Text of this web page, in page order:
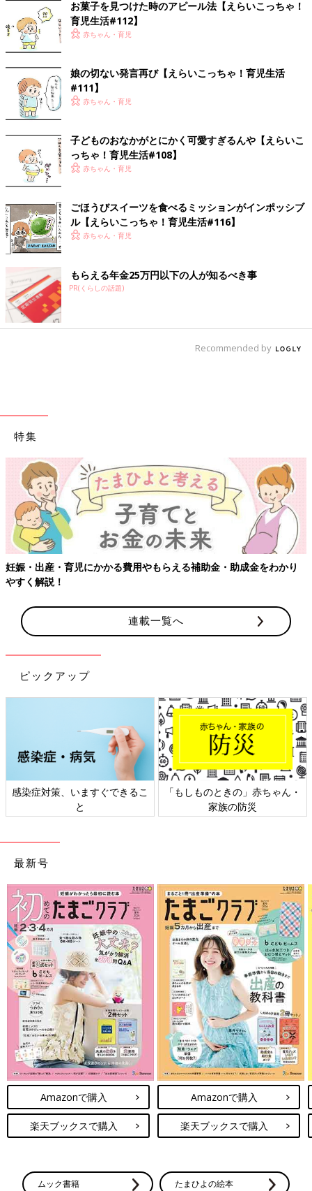
お菓子を見つけた時のアピール法【えらいこっちゃ！
育児生活#112】
赤ちゃん・育児
娘の切ない発言再び【えらいこっちゃ！育児生活
#111】
赤ちゃん・育児
子どものおなかがとにかく可愛すぎるんや【えらいこ
っちゃ！育児生活#108】
赤ちゃん・育児
ごほうびスイーツを食べるミッションがインポッシブ
ル【えらいこっちゃ！育児生活#116】
赤ちゃん・育児
もらえる年金25万円以下の人が知るべき事
PR(くらしの話題)
Recommended by
特集
妊娠・出産・育児にかかる費用やもらえる補助金・助成金をわかり
やすく解説！
連載一覧へ
ピックアップ
感染症対策、いますぐできるこ
と
「もしものときの」赤ちゃん・
家族の防災
最新号
Amazonで購入
楽天ブックスで購入
Amazonで購入
楽天ブックスで購入
ムック書籍 たまひよの絵本